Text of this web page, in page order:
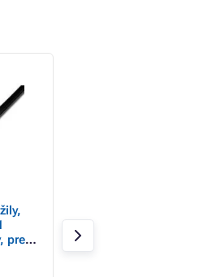
pre
Lightning Cable (1 m)